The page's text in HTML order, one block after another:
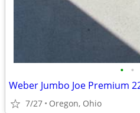
• •
Weber Jumbo Joe Premium
7/27 Oregon, Ohio